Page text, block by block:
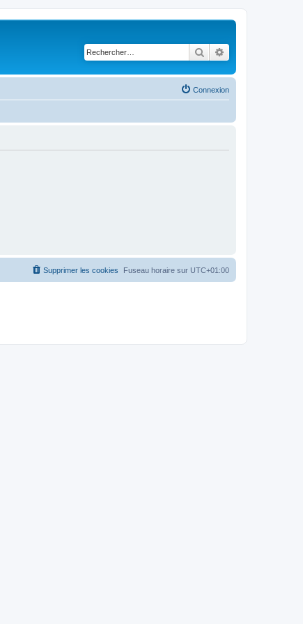
Rechercher
Connexion
Fuseau horaire sur UTC+01:00
Supprimer les cookies